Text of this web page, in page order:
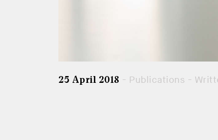
25 April 2018 - Publications -